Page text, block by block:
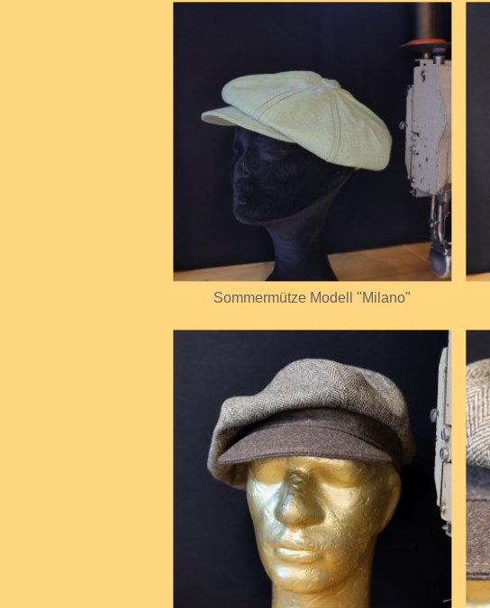
Sommermütze Modell "Milano"